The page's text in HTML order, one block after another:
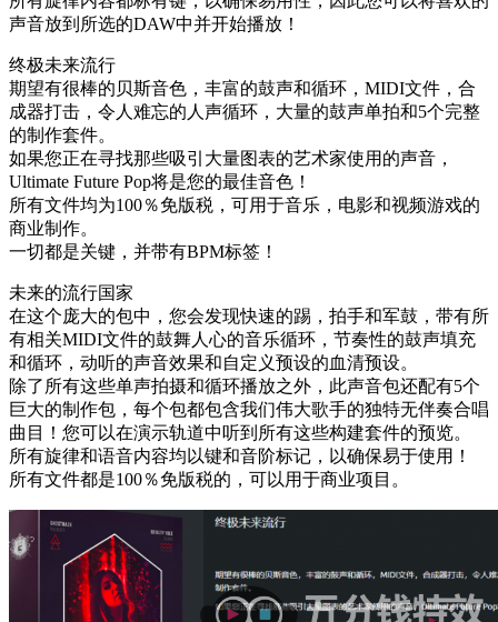
声音放到所选的DAW中并开始播放！
终极未来流行
期望有很棒的贝斯音色，丰富的鼓声和循环，MIDI文件，合
成器打击，令人难忘的人声循环，大量的鼓声单拍和5个完整
的制作套件。
如果您正在寻找那些吸引大量图表的艺术家使用的声音，
Ultimate Future Pop将是您的最佳音色！
所有文件均为100％免版税，可用于音乐，电影和视频游戏的
商业制作。
一切都是关键，并带有BPM标签！
未来的流行国家
在这个庞大的包中，您会发现快速的踢，拍手和军鼓，带有所
有相关MIDI文件的鼓舞人心的音乐循环，节奏性的鼓声填充
和循环，动听的声音效果和自定义预设的血清预设。
除了所有这些单声拍摄和循环播放之外，此声音包还配有5个
巨大的制作包，每个包都包含我们伟大歌手的独特无伴奏合唱
曲目！您可以在演示轨道中听到所有这些构建套件的预览。
所有旋律和语音内容均以键和音阶标记，以确保易于使用！
所有文件都是100％免版税的，可以用于商业项目。